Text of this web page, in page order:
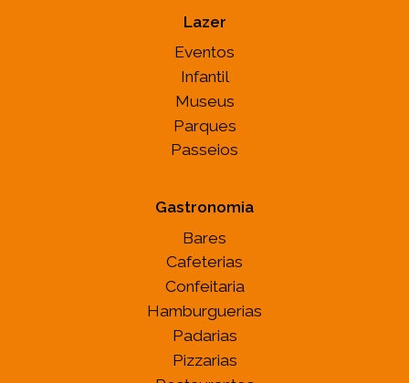
Lazer
Eventos
Infantil
Museus
Parques
Passeios
Gastronomia
Bares
Cafeterias
Confeitaria
Hamburguerias
Padarias
Pizzarias